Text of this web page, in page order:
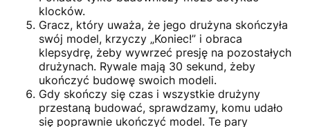
klocków.
Gracz, który uważa, że jego drużyna skończyła
swój model, krzyczy „Koniec!” i obraca
klepsydrę, żeby wywrzeć presję na pozostałych
drużynach. Rywale mają 30 sekund, żeby
ukończyć budowę swoich modeli.
Gdy skończy się czas i wszystkie drużyny
przestaną budować, sprawdzamy, komu udało
się poprawnie ukończyć model. Te pary